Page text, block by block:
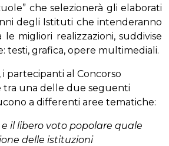
che selezionerà gli elaborati
degli Istituti che intenderanno
migliori realizzazioni, suddivise
testi, grafica, opere multimediali.
partecipanti al Concorso
tra una delle due seguenti
a differenti aree tematiche:
il libero voto popolare quale
delle istituzioni